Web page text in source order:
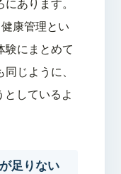
あります。
康管理とい
験にまとめて
じように、
としているよ
足りない